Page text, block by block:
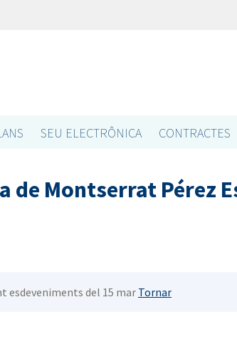
SEU ELECTRÔNICA CONTRACTES
de Montserrat Pérez
esdeveniments del 15 mar Tornar